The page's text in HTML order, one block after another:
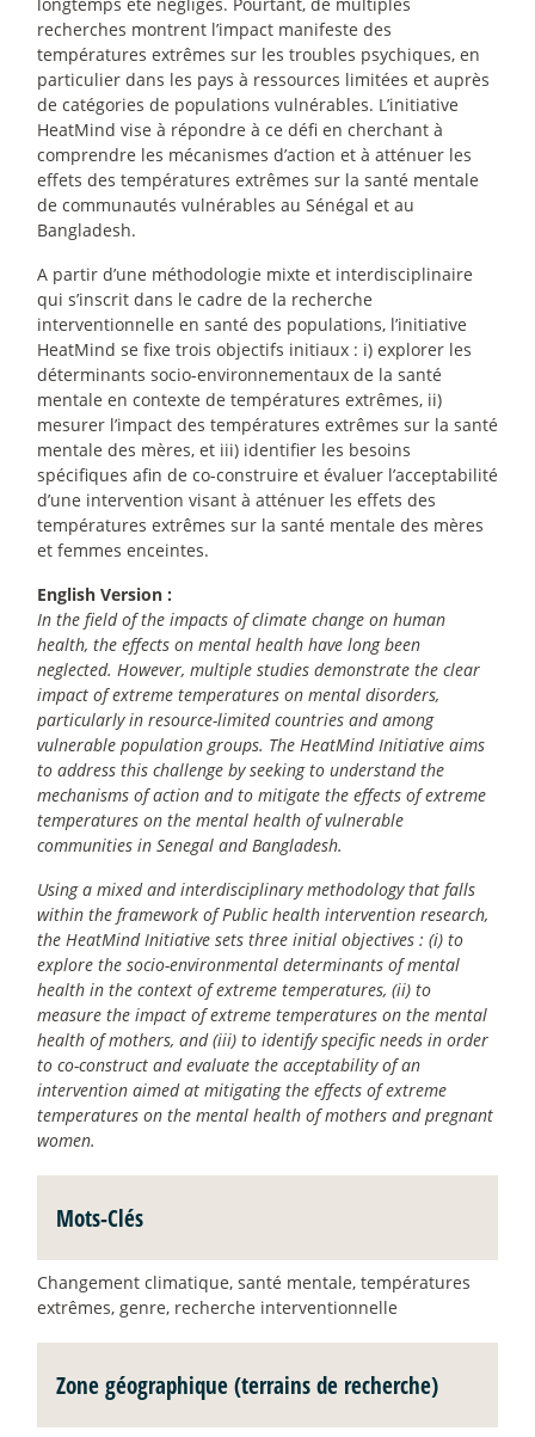
recherches montrent l’impact manifeste des
températures extrêmes sur les troubles psychiques, en
particulier dans les pays à ressources limitées et auprès
de catégories de populations vulnérables. L’initiative
HeatMind vise à répondre à ce défi en cherchant à
comprendre les mécanismes d’action et à atténuer les
effets des températures extrêmes sur la santé mentale
de communautés vulnérables au Sénégal et au
Bangladesh.
A partir d’une méthodologie mixte et interdisciplinaire
qui s’inscrit dans le cadre de la recherche
interventionnelle en santé des populations, l’initiative
HeatMind se fixe trois objectifs initiaux : i) explorer les
déterminants socio-environnementaux de la santé
mentale en contexte de températures extrêmes, ii)
mesurer l’impact des températures extrêmes sur la santé
mentale des mères, et iii) identifier les besoins
spécifiques afin de co-construire et évaluer l’acceptabilité
d’une intervention visant à atténuer les effets des
températures extrêmes sur la santé mentale des mères
et femmes enceintes.
English Version :
In the field of the impacts of climate change on human
health, the effects on mental health have long been
neglected. However, multiple studies demonstrate the clear
impact of extreme temperatures on mental disorders,
particularly in resource-limited countries and among
vulnerable population groups. The HeatMind Initiative aims
to address this challenge by seeking to understand the
mechanisms of action and to mitigate the effects of extreme
temperatures on the mental health of vulnerable
communities in Senegal and Bangladesh.
Using a mixed and interdisciplinary methodology that falls
within the framework of Public health intervention research,
the HeatMind Initiative sets three initial objectives : (i) to
explore the socio-environmental determinants of mental
health in the context of extreme temperatures, (ii) to
measure the impact of extreme temperatures on the mental
health of mothers, and (iii) to identify specific needs in order
to co-construct and evaluate the acceptability of an
intervention aimed at mitigating the effects of extreme
temperatures on the mental health of mothers and pregnant
women.
Mots-Clés
Changement climatique, santé mentale, températures
extrêmes, genre, recherche interventionnelle
Zone géographique (terrains de recherche)